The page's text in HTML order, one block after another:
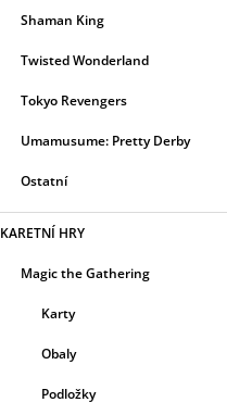
Shaman King
Twisted Wonderland
Tokyo Revengers
Umamusume: Pretty Derby
Ostatní
KARETNÍ HRY
Magic the Gathering
Karty
Obaly
Podložky